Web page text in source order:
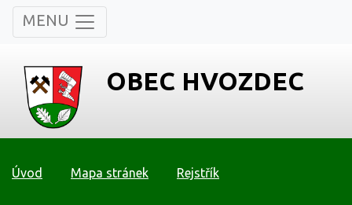
MENU
OBEC HVOZDEC
Úvod Mapa stránek Rejstřík